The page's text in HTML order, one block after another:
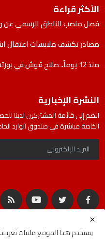
الأكثر قراءة
فصل منصب الناطق الرسمي عن
مصادر تكشف ملابسات اعتقال
منذ 12 يوماً.. صلاح قوش في بورتسودان
النشرة الإخبارية
انضم إلى قائمة المشتركين لدينا
الخاصة مباشرة في صندوق الوارد
يستخدم هذا الموقع ملفات تعريف